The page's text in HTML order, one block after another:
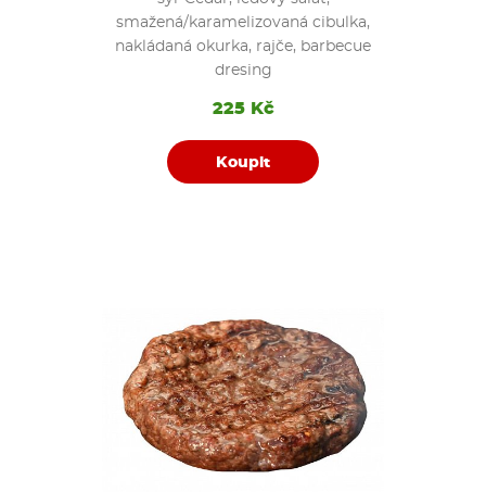
smažená/karamelizovaná cibulka,
nakládaná okurka, rajče, barbecue
dresing
225 Kč
Koupit